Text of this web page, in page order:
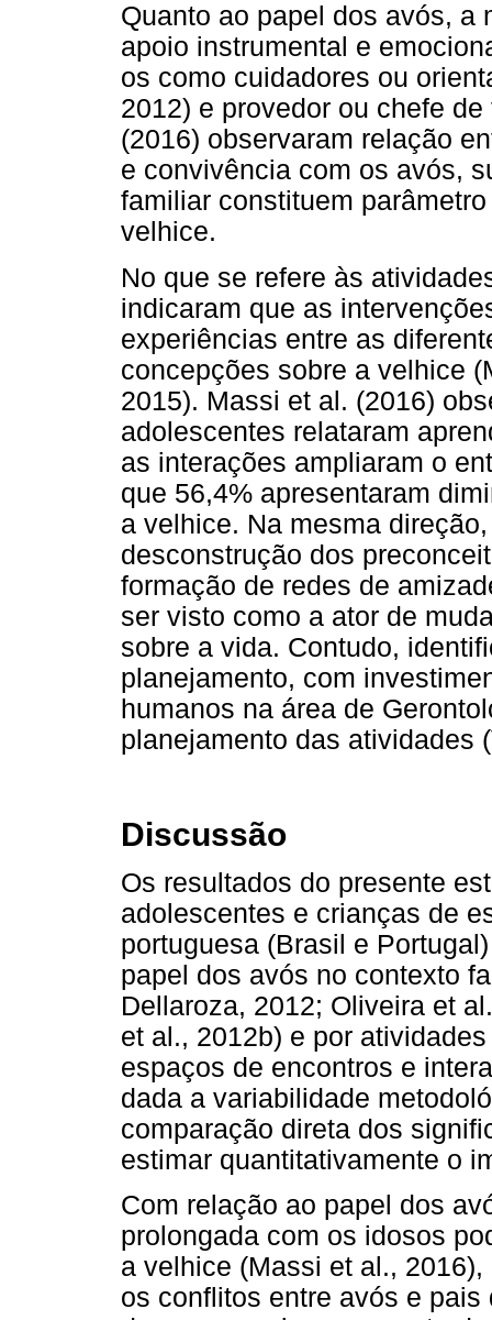
Quanto ao papel dos avós, a
apoio instrumental e
os como cuidadores ou
2012) e provedor ou chefe
(2016) observaram relação
e convivência com os avós,
familiar constituem
velhice.
No que se refere às
indicaram que as
experiências entre as
concepções sobre a velhice
2015). Massi et al. (2016)
adolescentes relataram
as interações ampliaram o
que 56,4% apresentaram
a velhice. Na mesma
desconstrução dos
formação de redes de
ser visto como a ator de
sobre a vida. Contudo,
planejamento, com
humanos na área de
planejamento das atividades
Discussão
Os resultados do presente
adolescentes e crianças de
portuguesa (Brasil e
papel dos avós no contexto
Dellaroza, 2012; Oliveira et
et al., 2012b) e por
espaços de encontros e
dada a variabilidade
comparação direta dos
estimar quantitativamente o
Com relação ao papel dos
prolongada com os idosos
a velhice (Massi et al.,
os conflitos entre avós e